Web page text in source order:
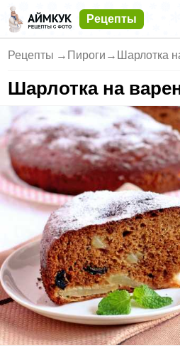
Рецепты
Рецепты → Пироги → Шарлотка
Шарлотка на